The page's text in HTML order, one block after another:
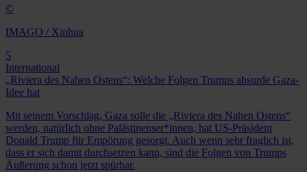
©
IMAGO / Xinhua
5
International
„Riviera des Nahen Ostens“: Welche Folgen Trumps absurde Gaza-
Idee hat
Mit seinem Vorschlag, Gaza solle die „Riviera des Nahen Ostens“
werden, natürlich ohne Palästinenser*innen, hat US-Präsident
Donald Trump für Empörung gesorgt. Auch wenn sehr fraglich ist,
dass er sich damit durchsetzen kann, sind die Folgen von Trumps
Äußerung schon jetzt spürbar.